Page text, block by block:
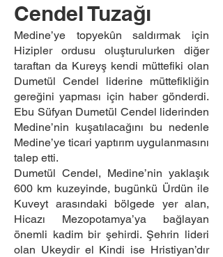
Cendel Tuzağı
Medine’ye topyekûn saldırmak için
Hizipler ordusu oluşturulurken diğer
taraftan da Kureyş kendi müttefiki olan
Dumetül Cendel liderine müttefikliğin
gereğini yapması için haber gönderdi.
Ebu Süfyan Dumetül Cendel liderinden
Medine’nin kuşatılacağını bu nedenle
Medine’ye ticari yaptırım uygulanmasını
talep etti.
Dumetül Cendel, Medine’nin yaklaşık
600 km kuzeyinde, bugünkü Ürdün ile
Kuveyt arasındaki bölgede yer alan,
Hicazı Mezopotamya’ya bağlayan
önemli kadim bir şehirdi. Şehrin lideri
olan Ukeydir el Kindi ise Hristiyan’dır